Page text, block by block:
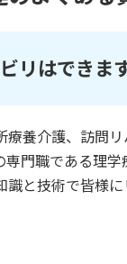
リはできま
療養介護、訪問
専門職である理
と技術で皆様に